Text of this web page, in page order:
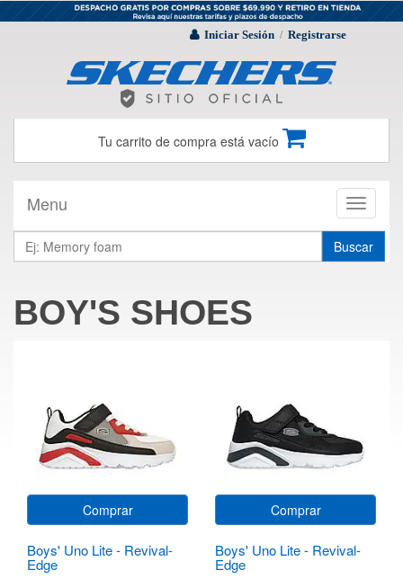
Iniciar Sesión / Registrarse
Tu carrito de compra está vacío
Toggle
Menu
Buscar
BOY'S SHOES
Comprar
Boys' Uno Lite - Revival-
Edge
Comprar
Boys' Uno Lite - Revival-
Edge